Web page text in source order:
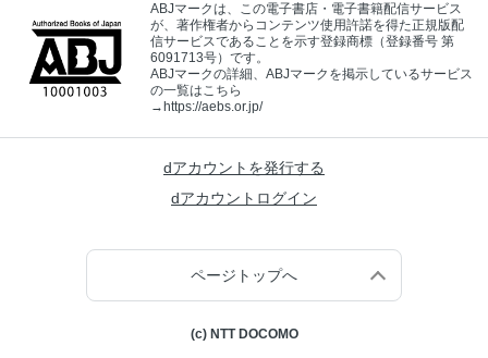
ABJマークは、この電子書店・電子書籍配信サービス
が、著作権者からコンテンツ使用許諾を得た正規版配
信サービスであることを示す登録商標（登録番号 第
6091713号）です。
ABJマークの詳細、ABJマークを掲示しているサービス
の一覧はこちら
→ https://aebs.or.jp/
dアカウントを発行する
dアカウントログイン
ページトップへ
(c) NTT DOCOMO